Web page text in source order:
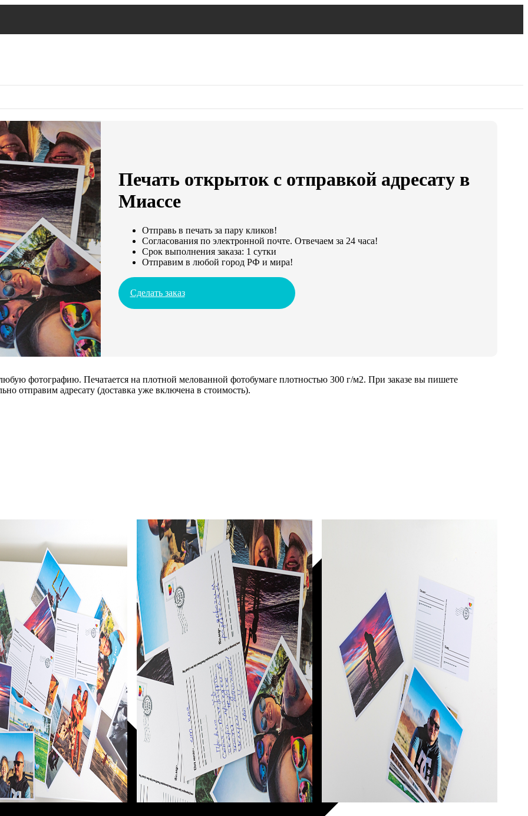
Печать открыток с отправкой адресату в
Миассе
Отправь в печать за пару кликов!
Согласования по электронной почте. Отвечаем за 24 часа!
Срок выполнения заказа: 1 сутки
Отправим в любой город РФ и мира!
Сделать заказ
фотографию. Печатается на плотной мелованной фотобумаге плотностью 300 г/м2. При заказе вы пишете
отправим адресату (доставка уже включена в стоимость).